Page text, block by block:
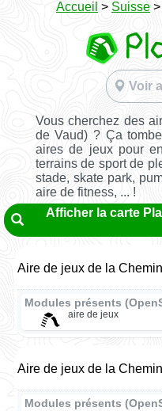
Accueil > Suisse >
Voir
Vous cherchez des
de Vaud) ? Ça
aires de jeux pour
terrains de sport de
stade, skate park,
aire de fitness, ... !
Afficher la carte
Aire de jeux de la
Modules présents
aire de jeux
Aire de jeux de la
Modules présents